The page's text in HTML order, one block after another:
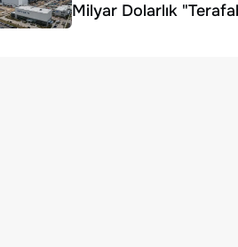
Milyar Dolarlık